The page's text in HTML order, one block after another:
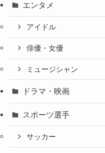
エンタメ
アイドル
俳優・女優
ミュージシャン
ドラマ・映画
スポーツ選手
サッカー